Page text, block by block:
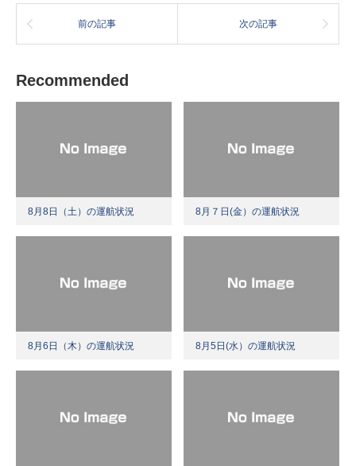
前の記事 次の記事
Recommended
8月8日（土）の運航状況 8月７日(金）の運航状況
8月6日（木）の運航状況 8月5日(水）の運航状況